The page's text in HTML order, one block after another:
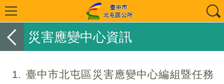
災害應變中心資訊
1
臺中市北屯區災害應變中心編組暨任務